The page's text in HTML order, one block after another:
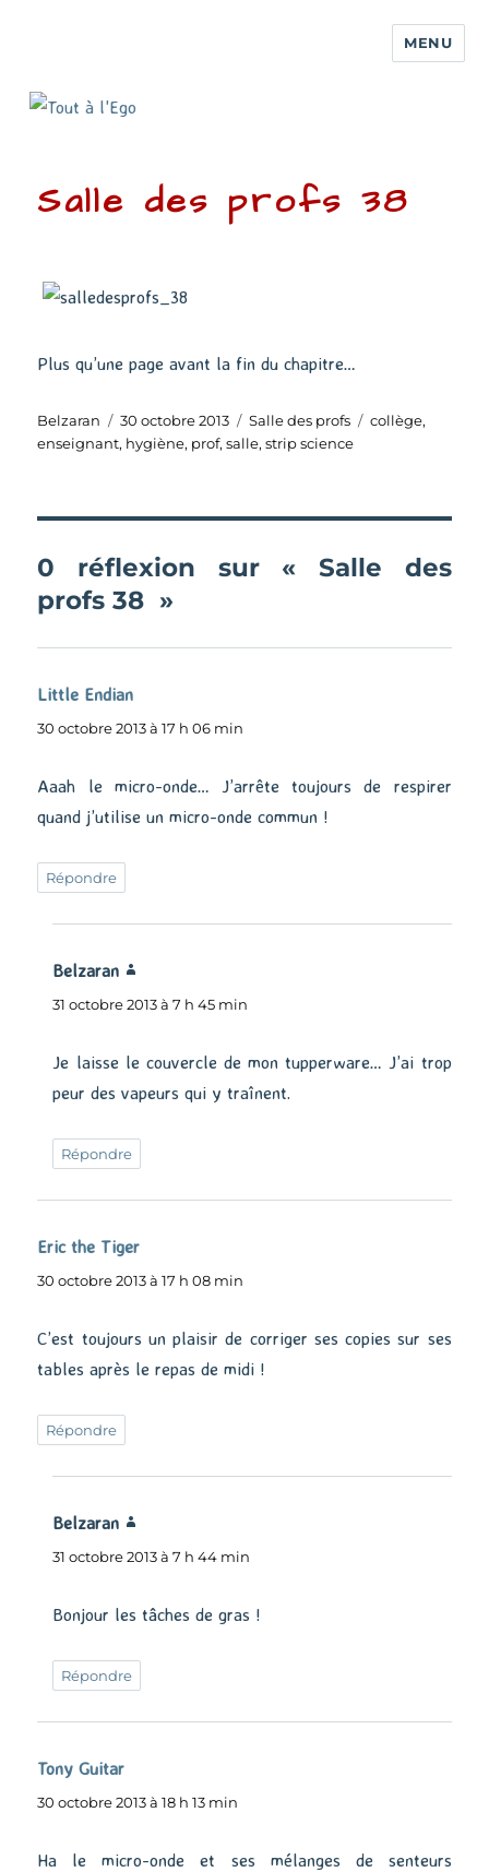
MENU
Salle des profs 38
Plus qu’une page avant la fin du chapitre…
Auteur
Belzaran
Publié
le
30 octobre 2013 Catégories
Salle des profs Étiquettes
collège,
enseignant, hygiène, prof,salle,strip science
0 réflexion sur « Salle des
profs 38 »
Little Endian
30 octobre 2013 à 17 h 06 min
Aaah le micro-onde… J’arrête toujours de respirer
quand j’utilise un micro-onde commun !
Répondre
Belzaran
31 octobre 2013 à 7 h 45 min
Je laisse le couvercle de mon tupperware… J’ai trop
peur des vapeurs qui y traînent.
Répondre
Eric the Tiger
30 octobre 2013 à 17 h 08 min
C’est toujours un plaisir de corriger ses copies sur ses
tables après le repas de midi !
Répondre
Belzaran
31 octobre 2013 à 7 h 44 min
Bonjour les tâches de gras !
Répondre
Tony Guitar
30 octobre 2013 à 18 h 13 min
Ha le micro-onde et ses mélanges de senteurs